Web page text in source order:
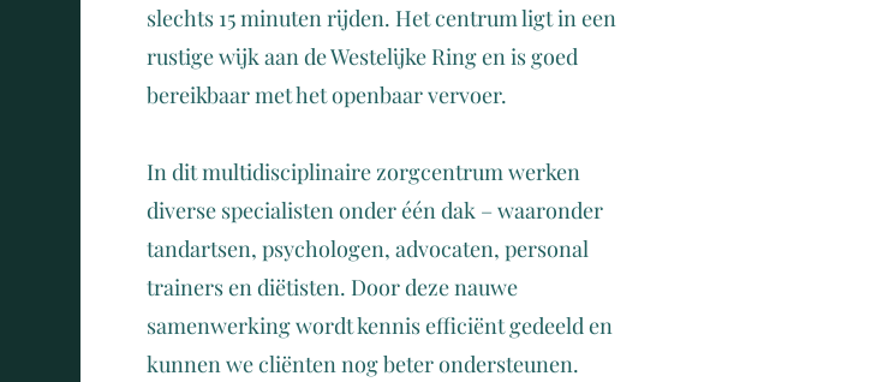
slechts 15 minuten rijden. Het centrum ligt in een
rustige wijk aan de Westelijke Ring en is goed
bereikbaar met het openbaar vervoer.
In dit multidisciplinaire zorgcentrum werken
diverse specialisten onder één dak – waaronder
tandartsen, psychologen, advocaten, personal
trainers en diëtisten. Door deze nauwe
samenwerking wordt kennis efficiënt gedeeld en
kunnen we cliënten nog beter ondersteunen.